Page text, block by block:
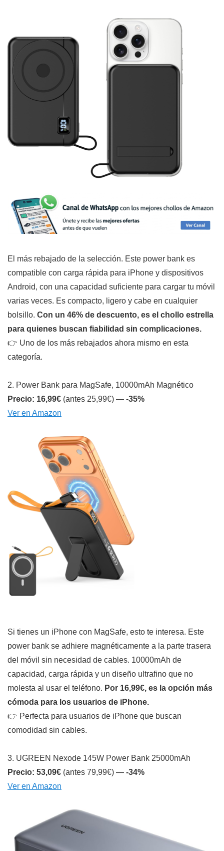
El más rebajado de la selección. Este power bank es
compatible con carga rápida para iPhone y dispositivos
Android, con una capacidad suficiente para cargar tu móvil
varias veces. Es compacto, ligero y cabe en cualquier
bolsillo. Con un 46% de descuento, es el chollo estrella
para quienes buscan fiabilidad sin complicaciones.
👉 Uno de los más rebajados ahora mismo en esta
categoría.
2. Power Bank para MagSafe, 10000mAh Magnético
Precio: 16,99€ (antes 25,99€) — -35%
Ver en Amazon
Si tienes un iPhone con MagSafe, esto te interesa. Este
power bank se adhiere magnéticamente a la parte trasera
del móvil sin necesidad de cables. 10000mAh de
capacidad, carga rápida y un diseño ultrafino que no
molesta al usar el teléfono. Por 16,99€, es la opción más
cómoda para los usuarios de iPhone.
👉 Perfecta para usuarios de iPhone que buscan
comodidad sin cables.
3. UGREEN Nexode 145W Power Bank 25000mAh
Precio: 53,09€ (antes 79,99€) — -34%
Ver en Amazon